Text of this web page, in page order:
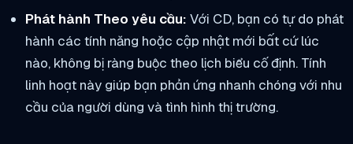
Phát hành Theo yêu cầu: Với CD, bạn có tự do phát
hành các tính năng hoặc cập nhật mới bất cứ lúc
nào, không bị ràng buộc theo lịch biểu cố định. Tính
linh hoạt này giúp bạn phản ứng nhanh chóng với nhu
cầu của người dùng và tình hình thị trường.